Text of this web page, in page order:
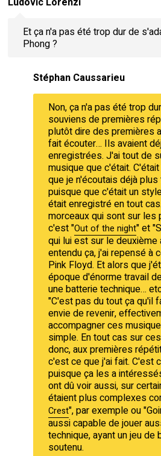
Et ça n'a pas été trop dur de
Phong ?
Stéphan Caussarieu
Non, ça n'a pas été trop
souviens de premières
plutôt dire des premières
fait écouter… Ils avaient
enregistrées. J'ai tout de
musique que c'était.
que je n'écoutais déjà
puisque que c'était un
était enregistré en tout
morceaux qui sont sur les
c'est "Out of the night" et
qui lui est sur le deuxième
entendu ça, j'ai repensé à
Pink Floyd. Et alors que
époque d'énorme travail
une batterie technique…
"C'est pas du tout ça qu'il
envie de revenir,
accompagner ces
simple. En tout cas sur
donc, aux premières
c'est ce que j'ai fait. C'est
puisque ça les a
ont dû voir aussi, sur
étaient plus complexes
Crest", par exemple ou
aussi capable de jouer
technique, ayant un jeu de
soutenu.